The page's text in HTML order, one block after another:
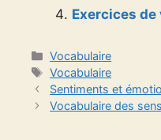
Exercices de
Catégories
Vocabulaire
Étiquettes
Vocabulaire
Sentiments et
Vocabulaire des